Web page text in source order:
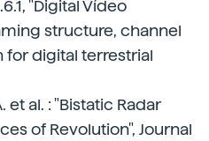
"Digital Vídeo
structure, channel
digital terrestrial
et al. : "Bistatic Radar
of Revolution", Journal